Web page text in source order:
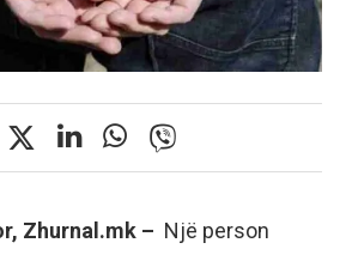
Zhurnal.mk – Një person